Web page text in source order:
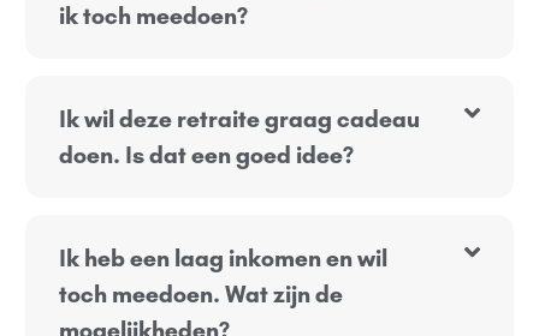
ik toch meedoen?
Ik wil deze retraite graag cadeau
doen. Is dat een goed idee?
Ik heb een laag inkomen en wil
toch meedoen. Wat zijn de
mogelijkheden?